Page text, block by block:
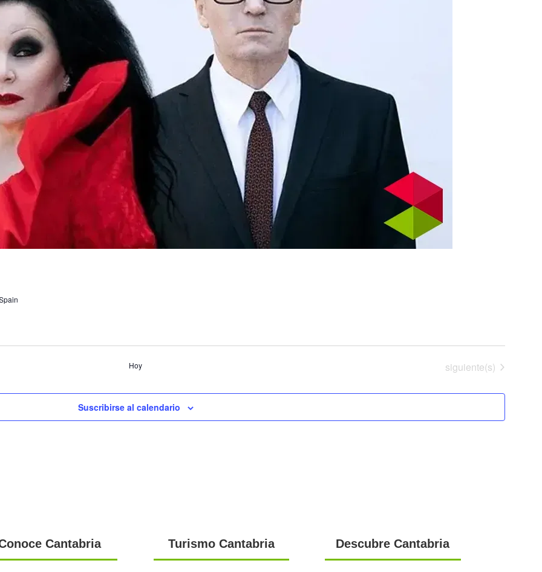
Hoy Eventos
siguiente(s)
Suscribirse al calendario
Cantabria Turismo Cantabria Descubre Cantabria